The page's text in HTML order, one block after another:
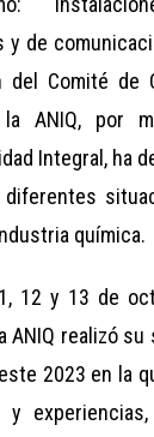
y de
del Comité
la ANIQ, por
Integral, ha
química.
12 y 13 de
ANIQ realizó
2023 en la
y